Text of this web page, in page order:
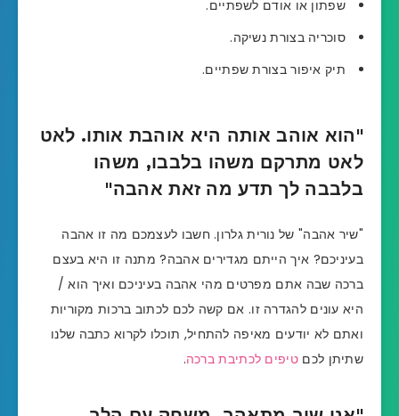
שפתון או אודם לשפתיים.
סוכריה בצורת נשיקה.
תיק איפור בצורת שפתיים.
"הוא אוהב אותה היא אוהבת אותו. לאט
לאט מתרקם משהו בלבבו, משהו
בלבבה לך תדע מה זאת אהבה"
"שיר אהבה" של נורית גלרון. חשבו לעצמכם מה זו אהבה
בעיניכם? איך הייתם מגדירים אהבה? מתנה זו היא בעצם
ברכה שבה אתם מפרטים מהי אהבה בעיניכם ואיך הוא /
היא עונים להגדרה זו. אם קשה לכם לכתוב ברכות מקוריות
ואתם לא יודעים מאיפה להתחיל, תוכלו לקרוא כתבה שלנו
שתיתן לכם טיפים לכתיבת ברכה.